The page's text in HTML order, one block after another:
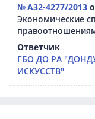
№ А32-4277/2013
Экономические
Ответчик
ГБО ДО РА
ИСКУССТВ"